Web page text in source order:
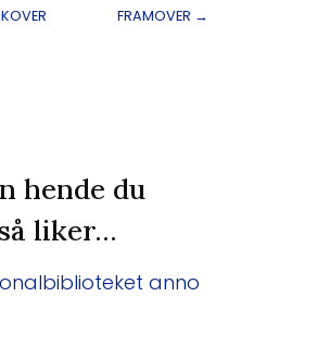
FRAMOVER →
hende du
liker…